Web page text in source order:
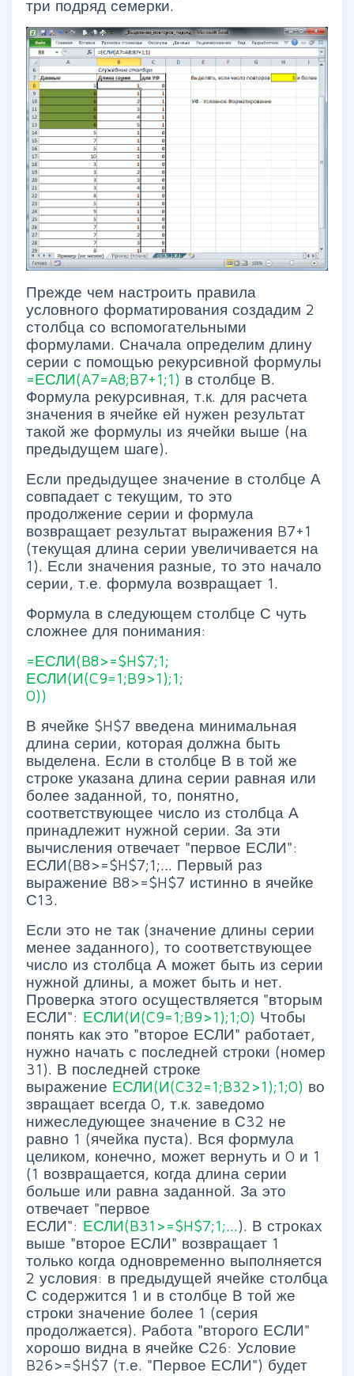
три подряд семерки.
Прежде чем настроить правила
условного форматирования создадим 2
столбца со вспомогательными
формулами. Сначала определим длину
серии с помощью рекурсивной формулы
=ЕСЛИ(A7=A8;B7+1;1) в столбце В.
Формула рекурсивная, т.к. для расчета
значения в ячейке ей нужен результат
такой же формулы из ячейки выше (на
предыдущем шаге).
Если предыдущее значение в столбце А
совпадает с текущим, то это
продолжение серии и формула
возвращает результат выражения B7+1
(текущая длина серии увеличивается на
1). Если значения разные, то это начало
серии, т.е. формула возвращает 1.
Формула в следующем столбце С чуть
сложнее для понимания:
=ЕСЛИ(B8>=$H$7;1;
ЕСЛИ(И(C9=1;B9>1);1;
0))
В ячейке $H$7 введена минимальная
длина серии, которая должна быть
выделена. Если в столбце В в той же
строке указана длина серии равная или
более заданной, то, понятно,
соответствующее число из столбца А
принадлежит нужной серии. За эти
вычисления отвечает "первое ЕСЛИ":
ЕСЛИ(B8>=$H$7;1;... Первый раз
выражение B8>=$H$7 истинно в ячейке
С13.
Если это не так (значение длины серии
менее заданного), то соответствующее
число из столбца А может быть из серии
нужной длины, а может быть и нет.
Проверка этого осуществляется "вторым
ЕСЛИ": ЕСЛИ(И(C9=1;B9>1);1;0) Чтобы
понять как это "второе ЕСЛИ" работает,
нужно начать с последней строки (номер
31). В последней строке
выражение ЕСЛИ(И(C32=1;B32>1);1;0) во
звращает всегда 0, т.к. заведомо
нижеследующее значение в С32 не
равно 1 (ячейка пуста). Вся формула
целиком, конечно, может вернуть и 0 и 1
(1 возвращается, когда длина серии
больше или равна заданной. За это
отвечает "первое
ЕСЛИ": ЕСЛИ(B31>=$H$7;1;... ). В строках
выше "второе ЕСЛИ" возвращает 1
только когда одновременно выполняется
2 условия: в предыдущей ячейке столбца
С содержится 1 и в столбце В той же
строки значение более 1 (серия
продолжается). Работа "второго ЕСЛИ"
хорошо видна в ячейке С26: Условие
B26>=$H$7 (т.е. "Первое ЕСЛИ") будет